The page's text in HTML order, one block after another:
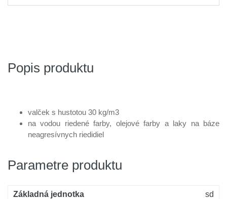
Popis produktu
valček s hustotou 30 kg/m3
na vodou riedené farby, olejové farby a laky na báze
neagresívnych riedidiel
Parametre produktu
Základná jednotka
sd